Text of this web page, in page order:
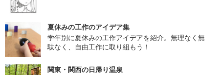
夏休みの工作のアイデア集
学年別に夏休みの工作アイデアを紹介。無理なく無
駄なく、自由工作に取り組もう！
関東・関西の日帰り温泉